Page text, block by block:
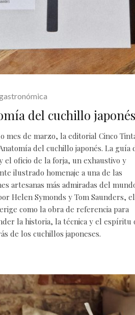
del cuchillo japonés
mes de marzo, la editorial Cinco
del cuchillo japonés. La guía
el oficio de la forja, un exhaustivo y
ilustrado homenaje a una de las
artesanas más admiradas del
Helen Symonds y Tom Saunders, el
como la obra de referencia para
la historia, la técnica y el espíritu
de los cuchillos japoneses.